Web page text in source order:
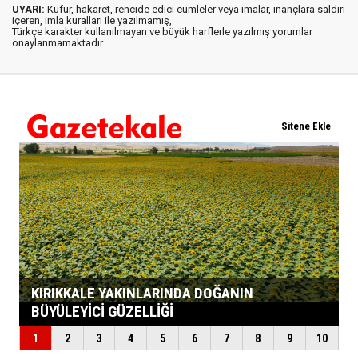
UYARI: Küfür, hakaret, rencide edici cümleler veya imalar, inançlara saldırı
içeren, imla kuralları ile yazılmamış,
Türkçe karakter kullanılmayan ve büyük harflerle yazılmış yorumlar
onaylanmamaktadır.